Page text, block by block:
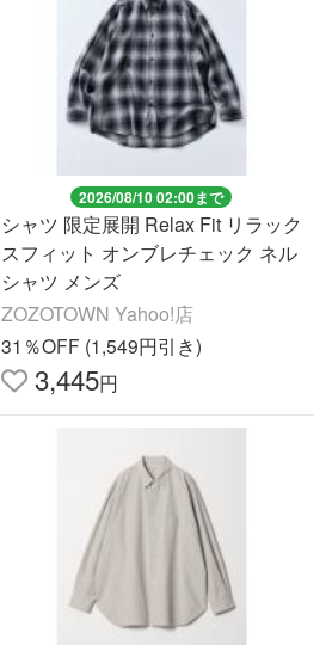
2026/08/10 02:00まで
シャツ 限定展開 Relax Fit リラック
スフィット オンブレチェック ネル
シャツ メンズ
ZOZOTOWN Yahoo!店
31％OFF (1,549円引き)
3,445円